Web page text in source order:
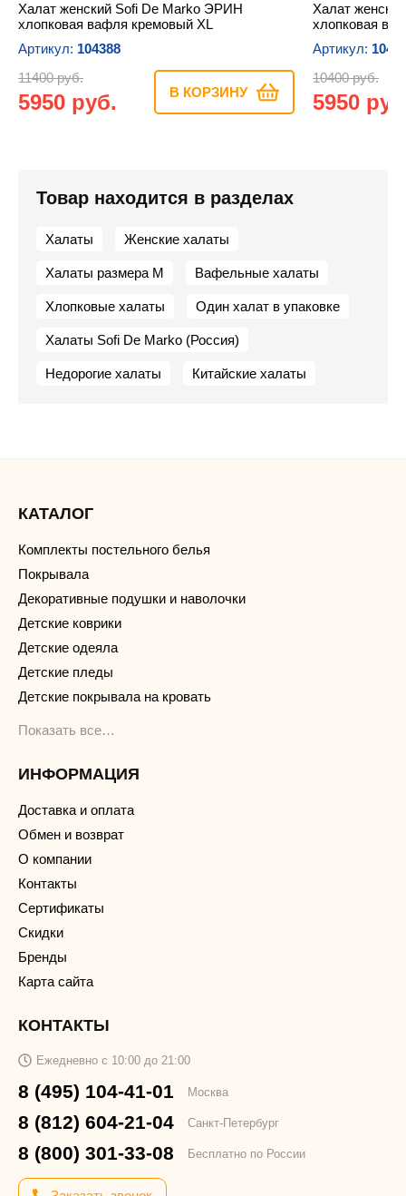
Халат женский Sofi De Marko ЭРИН
хлопковая вафля кремовый XL
Артикул: 104388
11400 руб.
5950 руб. В КОРЗИНУ
Халат
хлопковая
Артикул:
10400 руб.
5950
Товар находится в разделах
Халаты Женские халаты
Халаты размера M Вафельные халаты
Хлопковые халаты Один халат в упаковке
Халаты Sofi De Marko (Россия)
Недорогие халаты Китайские халаты
КАТАЛОГ
Комплекты постельного белья
Покрывала
Декоративные подушки и наволочки
Детские коврики
Детские одеяла
Детские пледы
Детские покрывала на кровать
Показать все…
ИНФОРМАЦИЯ
Доставка и оплата
Обмен и возврат
О компании
Контакты
Сертификаты
Скидки
Бренды
Карта сайта
КОНТАКТЫ
Ежедневно с 10:00 до 21:00
8 (495) 104-41-01 Москва
8 (812) 604-21-04 Санкт-Петербург
8 (800) 301-33-08 Бесплатно по России